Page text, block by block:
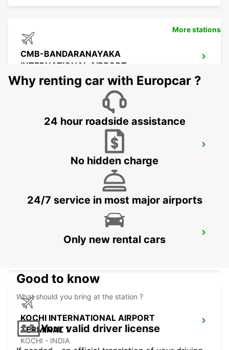
CMB-BANDARANAYAKA
INTERNATIONAL AIRPORT
KATUNAYAKA - SRI LANKA
THIRUVANANTHAPURAM
INTERNATIONAL AIRPORT
THIRUVANANTHAPURAM - INDIA
KOCHI INTERNATIONAL AIRPORT
CHAUFFEUR DRIVE
KOCHI INTERNATIONAL AIRPORT
TERMINAL 1
KOCHI - INDIA
More stations
Why renting car with Europcar ?
24 hour roadside assistance
No hidden charge
24/7 service in most major airports
Only new rental cars
Good to know
What should you bring at the station ?
Your valid driver license